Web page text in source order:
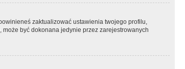
zaktualizować ustawienia twojego profilu,
być dokonana jedynie przez zarejestrowanych